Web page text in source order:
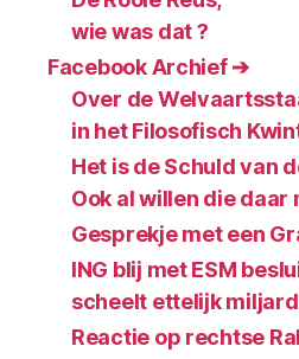
wie was dat ?
Facebook Archief ➔
Over de
in het Filosofisch
Het is de Schuld van
Ook al willen die
Gesprekje met een
ING blij met ESM
scheelt ettelijk
Reactie op rechtse